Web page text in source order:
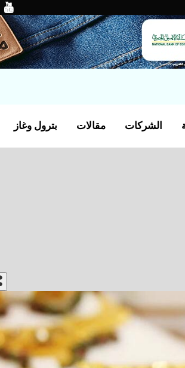
بترول وغاز مقالات الشركات